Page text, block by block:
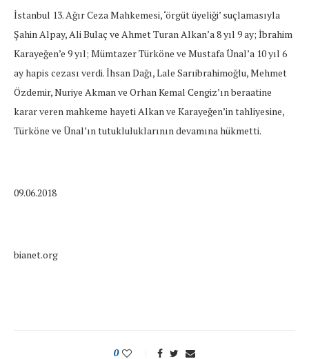
İstanbul 13. Ağır Ceza Mahkemesi, ‘örgüt üyeliği’ suçlamasıyla
Şahin Alpay, Ali Bulaç ve Ahmet Turan Alkan’a 8 yıl 9 ay; İbrahim
Karayeğen’e 9 yıl; Mümtazer Türköne ve Mustafa Ünal’a 10 yıl 6
ay hapis cezası verdi. İhsan Dağı, Lale Sarıibrahimoğlu, Mehmet
Özdemir, Nuriye Akman ve Orhan Kemal Cengiz’ın beraatine
karar veren mahkeme hayeti Alkan ve Karayeğen’in tahliyesine,
Türköne ve Ünal’ın tutukluluklarının devamına hükmetti.
09.06.2018
bianet.org
0